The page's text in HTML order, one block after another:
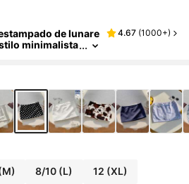
de lunare
minimalista
4.67 (1000+)
8/10 (L) 12 (XL)